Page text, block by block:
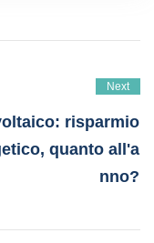
Next
risparmio
quanto all'a
nno?